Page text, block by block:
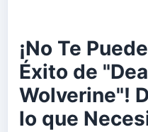
¡No Te
Éxito de
Wolverine"!
lo que